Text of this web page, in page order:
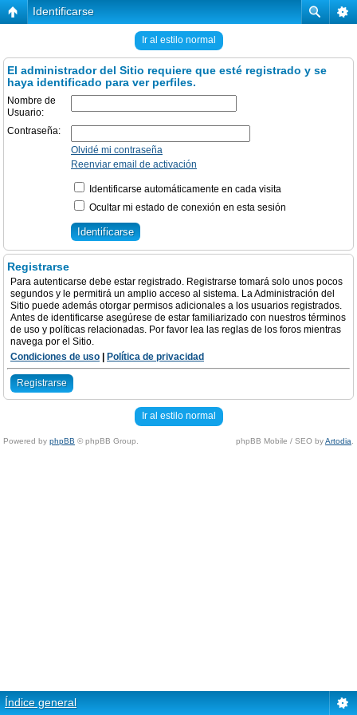
Identificarse
Ir al estilo normal
El administrador del Sitio requiere que esté registrado y se
haya identificado para ver perfiles.
Nombre de
Usuario:
Contraseña:
Olvidé mi contraseña
Reenviar email de activación
Identificarse automáticamente en cada visita
Ocultar mi estado de conexión en esta sesión
Registrarse
Para autenticarse debe estar registrado. Registrarse tomará solo unos pocos
segundos y le permitirá un amplio acceso al sistema. La Administración del
Sitio puede además otorgar permisos adicionales a los usuarios registrados.
Antes de identificarse asegúrese de estar familiarizado con nuestros términos
de uso y políticas relacionadas. Por favor lea las reglas de los foros mientras
navega por el Sitio.
Condiciones de uso
Política de privacidad
Registrarse
Ir al estilo normal
Powered by phpBB © phpBB Group. phpBB Mobile / SEO byArtodia
Índice general